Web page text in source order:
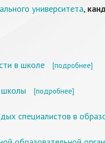
университета,
в школе [подробнее]
школы [подробнее]
специалистов в